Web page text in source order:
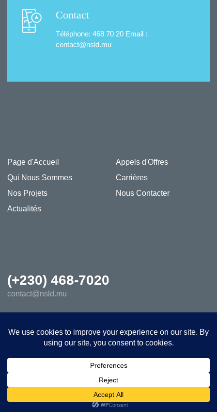
Contact
Téléphone: 468 70 20 Email :
contact@nsld.mu
Page d'Accueil
Qui Nous Sommes
Nos Projets
Actualités
Appels d'Offres
Carrières
Nous Contacter
(+230) 468-7020
contact@nsld.mu
© 2026 New Social Living Development Ltd - All rights reserved.
English